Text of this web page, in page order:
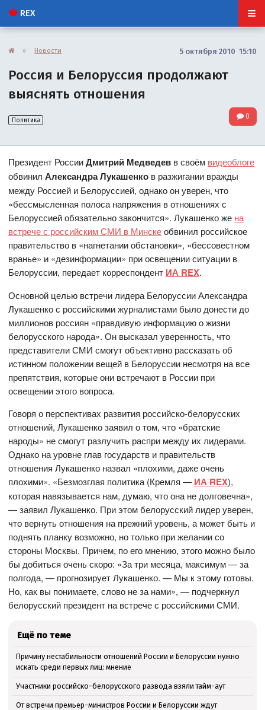
REX
» Новости 5 октября 2010 15:10
Россия и Белоруссия продолжают
выяснять отношения
Политика 0
Президент РоссииДмитрий Медведев в своём видеоблоге
обвинилАлександра Лукашенко в разжигании вражды
между Россией и Белоруссией, однако он уверен, что
«бессмысленная полоса напряжения в отношениях с
Белоруссией обязательно закончится». Лукашенко же на
встрече с российским СМИ в Минскеобвинил российское
правительство в «нагнетании обстановки», «бессовестном
вранье» и «дезинформации» при освещении ситуации в
Белоруссии, передает корреспондент ИА REX.
Основной целью встречи лидера Белоруссии Александра
Лукашенко с российскими журналистами было донести до
миллионов россиян «правдивую информацию о жизни
белорусского народа». Он высказал уверенность, что
представители СМИ смогут объективно рассказать об
истинном положении вещей в Белоруссии несмотря на все
препятствия, которые они встречают в России при
освещении этого вопроса.
Говоря о перспективах развития российско-белорусских
отношений, Лукашенко заявил о том, что «братские
народы» не смогут разлучить распри между их лидерами.
Однако на уровне глав государств и правительств
отношения Лукашенко назвал «плохими, даже очень
плохими». «Безмозглая политика (Кремля — ИА REX),
которая навязывается нам, думаю, что она не долговечна»,
— заявил Лукашенко. При этом белорусский лидер уверен,
что вернуть отношения на прежний уровень, а может быть и
поднять планку возможно, но только при желании со
стороны Москвы. Причем, по его мнению, этого можно было
бы добиться очень скоро: «За три месяца, максимум — за
полгода, — прогнозирует Лукашенко. — Мы к этому готовы.
Но, как вы понимаете, слово не за нами», — подчеркнул
белорусский президент на встрече с российскими СМИ.
Ещё по теме
Причину нестабильности отношений России и Белоруссии нужно
искать среди первых лиц: мнение
Участники российско-белорусского развода взяли тайм-аут
От встречи премьер-министров России и Белоруссии ждут